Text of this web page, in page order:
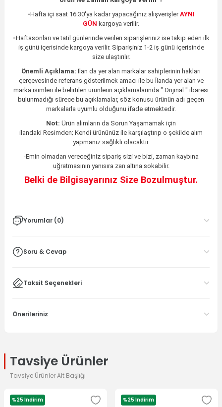
-Hafta içi saat 16:30'ya kadar yapacağınız alışverişler AYNI
GÜN kargoya verilir.
-Haftasonları ve tatil günlerinde verilen siparişleriniz ise takip eden ilk
iş günü içerisinde kargoya verilir. Siparişiniz 1-2 iş günü içerisinde
size ulaştırılır.
Önemli Açıklama: İlan da yer alan markalar sahiplerinin hakları
çerçevesinde referans gösterilmek amacı ile bu İlanda yer alan ve
marka isimleri ile belirtilen ürünlerin açıklamalarında " Orijinal " ibaresi
bulunmadığı sürece bu açıklamalar, söz konusu ürünün adı geçen
markalarla uyumlu olduğunu ifade etmektedir.
Not: Ürün alımların da Sorun Yaşamamak için
ilandaki Resimden; Kendi ürününüz ile karşılaştırıp o şekilde alım
yapmanız sağlıklı olacaktır.
-Emin olmadan vereceğiniz sipariş sizi ve bizi, zaman kaybına
uğratmasının yanısıra zan altına sokabilir.
Belki de Bilgisayarınız Size Bozulmuştur.
Yorumlar (0)
Soru & Cevap
Taksit Seçenekleri
Önerileriniz
Tavsiye Ürünler
Tavsiye Ürünler Alt Başlığı
%25 İndirim
LENOVO %25 İndirim
LENOVO